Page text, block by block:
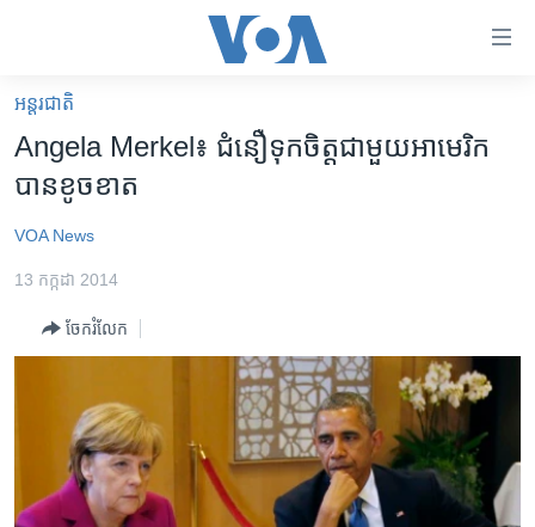
គេហទំព័រ​
ទាក់ទង
និង​
ទំព័រ​
ទំព័រ​
អន្តរជាតិ
អាមេរិក
ហេឡូវីអូអេ
កម្ពុជាច្នៃប្រតិដ្ឋ
ទូរទស្សន៍ / វីដេអូ​
វិទ្យុ / ផតខាសថ៍
កម្មវិធីទាំងអស់
អន្តរជាតិ
Angela Merkel​​​៖ ជំនឿ​​​ទុក​​​ចិត្ត​​​ជាមួយ​​​អាមេរិក​​​
បាន​​​ខូចខាត
VOA News
13 កក្កដា 2014
ចែករំលែក